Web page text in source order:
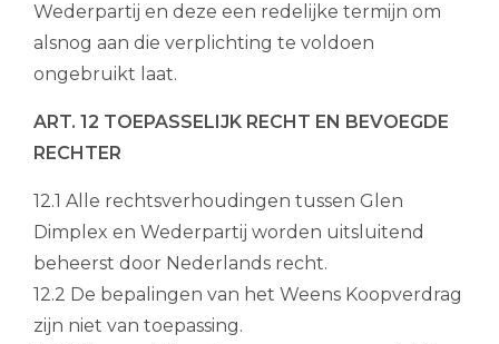
Wederpartij en deze een redelijke termijn om
alsnog aan die verplichting te voldoen
ongebruikt laat.
ART. 12 TOEPASSELIJK RECHT EN BEVOEGDE
RECHTER
12.1 Alle rechtsverhoudingen tussen Glen
Dimplex en Wederpartij worden uitsluitend
beheerst door Nederlands recht.
12.2 De bepalingen van het Weens Koopverdrag
zijn niet van toepassing.